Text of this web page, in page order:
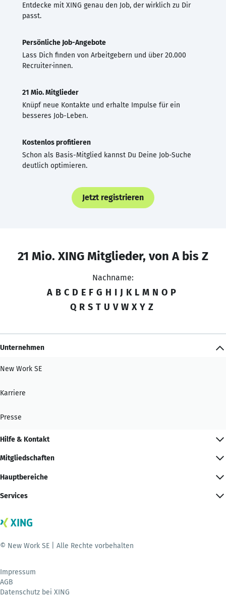
Entdecke mit XING genau den Job, der wirklich zu Dir
passt.
Persönliche Job-Angebote
Lass Dich finden von Arbeitgebern und über 20.000
Recruiter·innen.
21 Mio. Mitglieder
Knüpf neue Kontakte und erhalte Impulse für ein
besseres Job-Leben.
Kostenlos profitieren
Schon als Basis-Mitglied kannst Du Deine Job-Suche
deutlich optimieren.
Jetzt registrieren
21 Mio. XING Mitglieder, von A bis Z
Nachname:
A B C D E F G H I J K L M N O P
Q R S T U V W X Y Z
Unternehmen
New Work SE
Karriere
Presse
Hilfe & Kontakt
Mitgliedschaften
Hauptbereiche
Services
© New Work SE | Alle Rechte vorbehalten
Impressum
AGB
Datenschutz bei XING